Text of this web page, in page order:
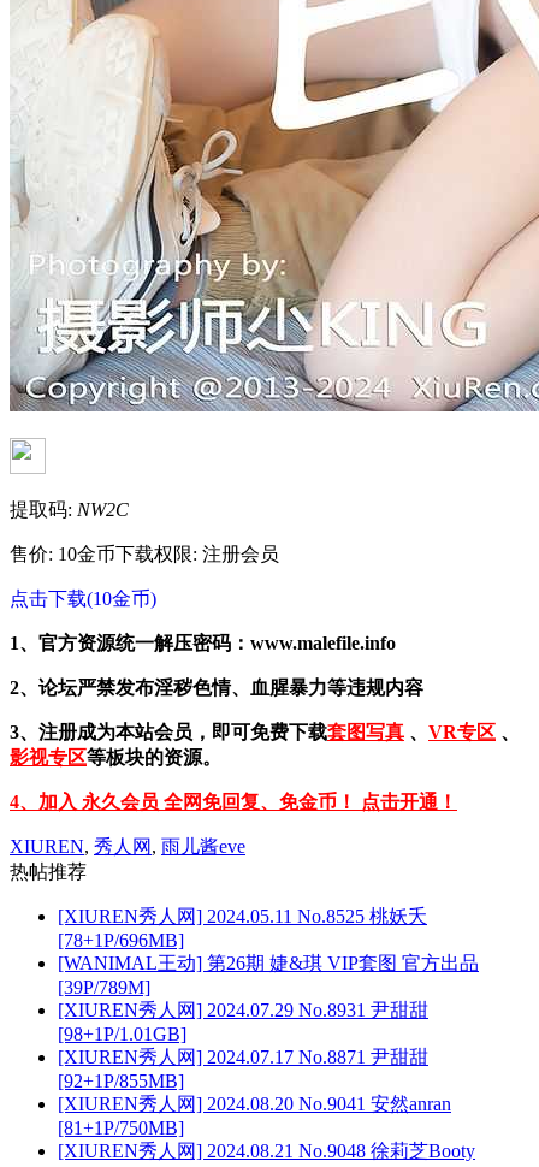
提取码: NW2C
售价: 10金币下载权限: 注册会员
点击下载(10金币)
1、官方资源统一解压密码：www.malefile.info
2、论坛严禁发布淫秽色情、血腥暴力等违规内容
3、注册成为本站会员，即可免费下载套图写真 、 VR专区 、
影视专区等板块的资源。
4、加入 永久会员 全网免回复、免金币！ 点击开通！
XIUREN, 秀人网 , 雨儿酱eve
热帖推荐
[XIUREN秀人网] 2024.05.11 No.8525 桃妖夭
[78+1P/696MB]
[WANIMAL王动] 第26期 婕&琪 VIP套图 官方出品
[39P/789M]
[XIUREN秀人网] 2024.07.29 No.8931 尹甜甜
[98+1P/1.01GB]
[XIUREN秀人网] 2024.07.17 No.8871 尹甜甜
[92+1P/855MB]
[XIUREN秀人网] 2024.08.20 No.9041 安然anran
[81+1P/750MB]
[XIUREN秀人网] 2024.08.21 No.9048 徐莉芝Booty